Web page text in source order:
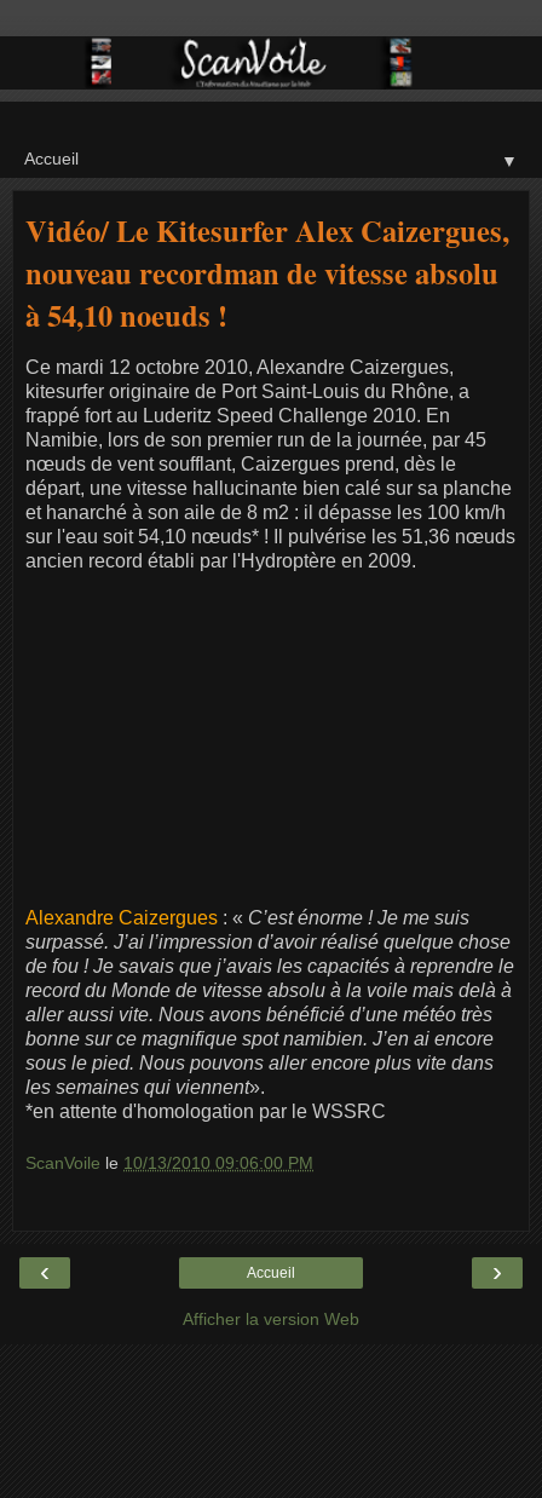
▼
Vidéo/ Le Kitesurfer Alex Caizergues,
nouveau recordman de vitesse absolu
à 54,10 noeuds !
Ce mardi 12 octobre 2010, Alexandre Caizergues,
kitesurfer originaire de Port Saint-Louis du Rhône, a
frappé fort au Luderitz Speed Challenge 2010. En
Namibie, lors de son premier run de la journée, par 45
nœuds de vent soufflant, Caizergues prend, dès le
départ, une vitesse hallucinante bien calé sur sa planche
et hanarché à son aile de 8 m2 : il dépasse les 100 km/h
sur l'eau soit 54,10 nœuds* ! Il pulvérise les 51,36 nœuds
ancien record établi par l'Hydroptère en 2009.
Alexandre Caizergues : « C’est énorme ! Je me suis
surpassé. J’ai l’impression d’avoir réalisé quelque chose
de fou ! Je savais que j’avais les capacités à reprendre le
record du Monde de vitesse absolu à la voile mais delà à
aller aussi vite. Nous avons bénéficié d’une météo très
bonne sur ce magnifique spot namibien. J’en ai encore
sous le pied. Nous pouvons aller encore plus vite dans
les semaines qui viennent».
*en attente d'homologation par le WSSRC
ScanVoile le 10/13/2010 09:06:00 PM
‹ ›
Accueil
Afficher la version Web